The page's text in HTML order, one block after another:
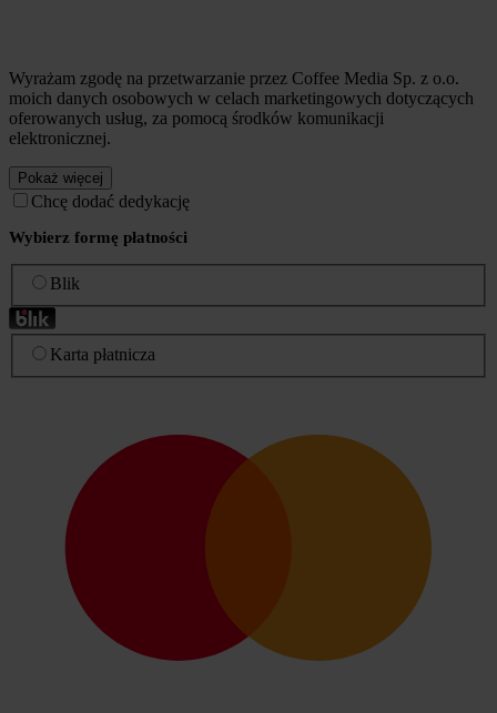
Wyrażam zgodę na przetwarzanie przez Coffee Media Sp. z o.o.
moich danych osobowych w celach marketingowych dotyczących
oferowanych usług, za pomocą środków komunikacji
elektronicznej.
Pokaż więcej
Chcę dodać dedykację
Wybierz formę płatności
Blik
Karta płatnicza